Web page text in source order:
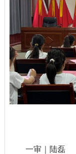
一审｜陆磊